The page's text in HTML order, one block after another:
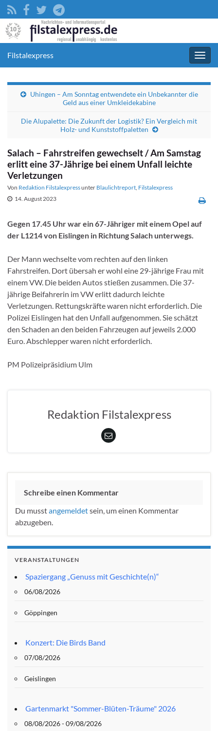
Filstalexpress
Uhingen – Am Sonntag entwendete ein Unbekannter die
Geld aus einer Umkleidekabine
Die Alupalette: Die Zukunft der Logistik? Ein Vergleich mit
Holz- und Kunststoffpaletten
Salach – Fahrstreifen gewechselt / Am Samstag
erlitt eine 37-Jährige bei einem Unfall leichte
Verletzungen
Von Redaktion Filstalexpressunter Blaulichtreport, Filstalexpress
14. August 2023
Gegen 17.45 Uhr war ein 67-Jähriger mit einem Opel auf
der L1214 von Eislingen in Richtung Salach unterwegs.
Der Mann wechselte vom rechten auf den linken
Fahrstreifen. Dort übersah er wohl eine 29-jährige Frau mit
einem VW. Die beiden Autos stießen zusammen. Die 37-
jährige Beifahrerin im VW erlitt dadurch leichte
Verletzungen. Rettungskräfte waren nicht erforderlich. Die
Polizei Eislingen hat den Unfall aufgenommen. Sie schätzt
den Schaden an den beiden Fahrzeugen auf jeweils 2.000
Euro. Abschlepper waren nicht erforderlich.
PM Polizeipräsidium Ulm
Redaktion Filstalexpress
Schreibe einen Kommentar
Du musstangemeldetsein, um einen Kommentar
abzugeben.
VERANSTALTUNGEN
Spaziergang „Genuss mit Geschichte(n)“
06/08/2026
Göppingen
Konzert: Die Birds Band
07/08/2026
Geislingen
Gartenmarkt "Sommer-Blüten-Träume" 2026
08/08/2026 - 09/08/2026